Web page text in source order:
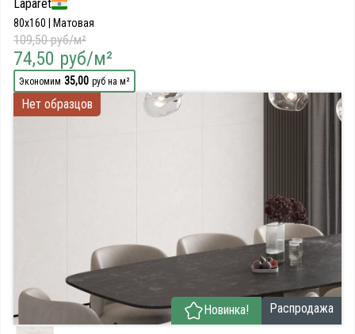
Laparet
80x160 | Матовая
109,50 руб/м²
74,50 руб/м²
Экономим 35,00 руб на м²
Нет образцов
Новинка! Распродажа